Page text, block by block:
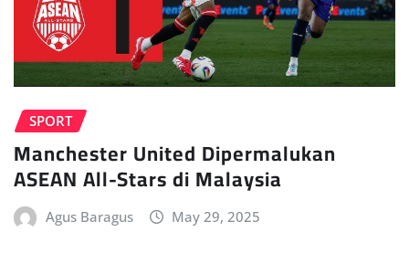
SPORT
Manchester United Dipermalukan
ASEAN All-Stars di Malaysia
Agus Baragus May 29, 2025